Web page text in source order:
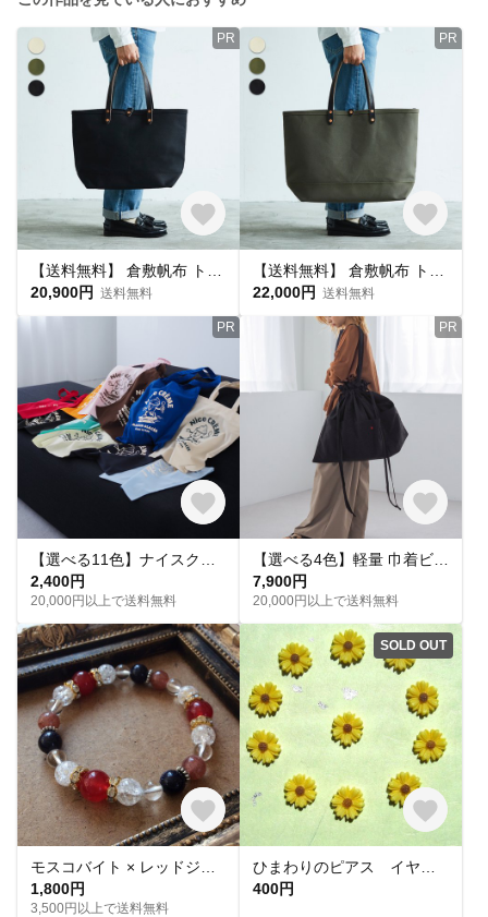
PR
20,900円 送料無料
PR
22,000円 送料無料
PR
2,400円
20,000円以上で送料無料
PR
7,900円
20,000円以上で送料無料
1,800円
3,500円以上で送料無料
SOLD OUT
400円